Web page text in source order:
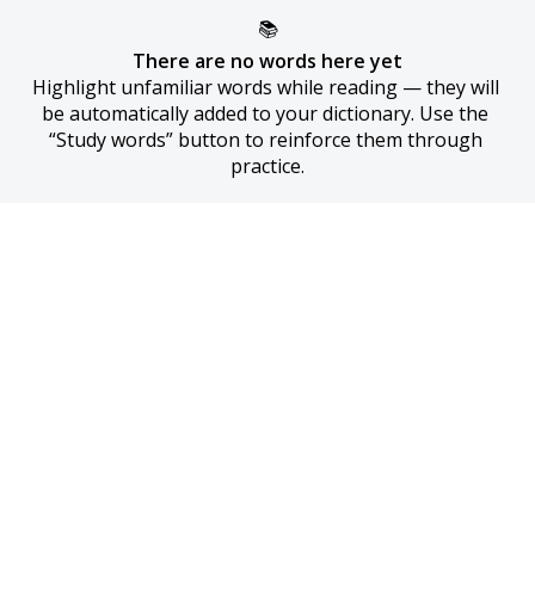
📚
There are no words here yet
Highlight unfamiliar words while reading — they will
be automatically added to your dictionary. Use the
“Study words” button to reinforce them through
practice.